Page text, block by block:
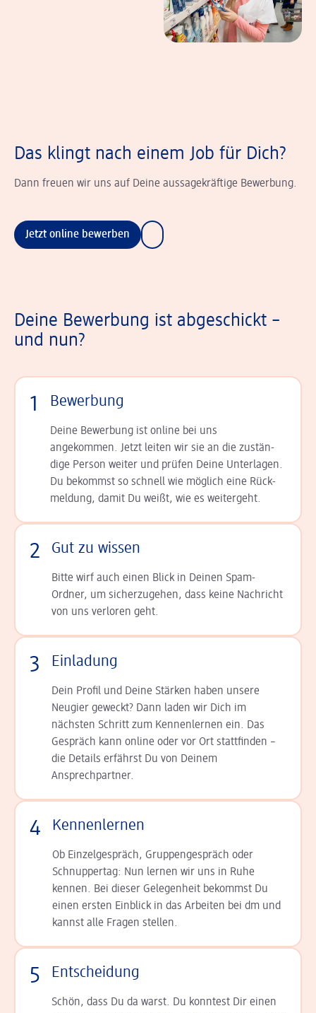
Das klingt nach einem Job für Dich?
Dann freuen wir uns auf Deine aussagekräftige Bewerbung.
Jetzt online bewerben
Deine Bewerbung ist abgeschickt –
und nun?
1 Bewerbung
Deine Bewerbung ist online bei uns
angekommen. Jetzt leiten wir sie an die zu­stän­
dige Person weiter und prüfen Deine Unterlagen.
Du bekommst so schnell wie möglich eine Rück­
meldung, damit Du weißt, wie es weitergeht.
2 Gut zu wissen
Bitte wirf auch einen Blick in Deinen Spam-
Ordner, um sicherzugehen, dass keine Nachricht
von uns verloren geht.
3 Einladung
Dein Profil und Deine Stär­ken haben unsere
Neugier geweckt? Dann laden wir Dich im
nächsten Schritt zum Kennen­lernen ein. Das
Gespräch kann online oder vor Ort statt­finden –
die Details er­fährst Du von Deinem
Ansprechpartner.
4 Kennenlernen
Ob Einzelgespräch, Grup­pen­gespräch oder
Schnup­per­tag: Nun lernen wir uns in Ruhe
kennen. Bei dieser Gelegenheit bekommst Du
einen ersten Einblick in das Arbeiten bei dm und
kannst alle Fragen stellen.
5 Entscheidung
Schön, dass Du da warst. Du konntest Dir einen